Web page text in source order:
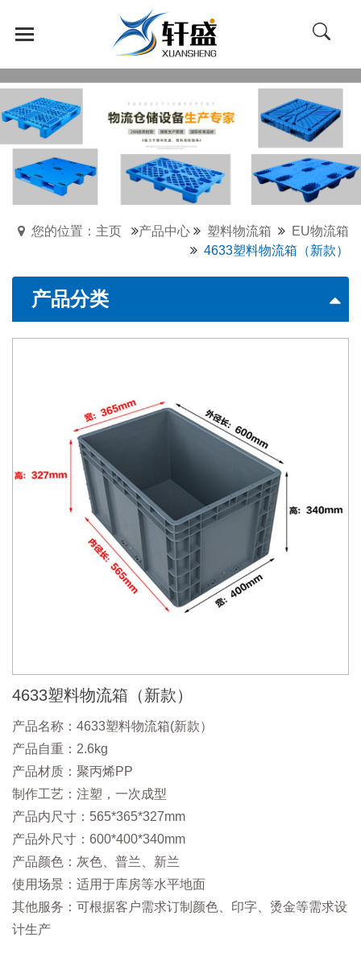
您的位置：主页 产品中心 塑料物流箱
EU物流箱
4633塑料物流箱（新款）
产品分类
4633塑料物流箱（新款）
产品名称：4633塑料物流箱(新款）
产品自重：2.6kg
产品材质：聚丙烯PP
制作工艺：注塑，一次成型
产品内尺寸：565*365*327mm
产品外尺寸：600*400*340mm
产品颜色：灰色、普兰、新兰
使用场景：适用于库房等水平地面
其他服务：可根据客户需求订制颜色、印字、烫金等需求设
计生产